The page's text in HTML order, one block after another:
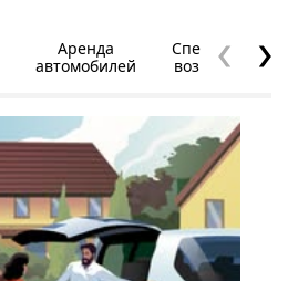
Аренда
автомобилей
Специальные
возможности